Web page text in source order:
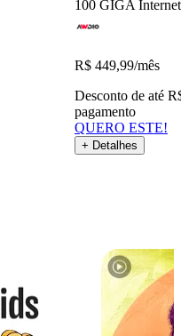
100 GIGA
R$ 449,99/mês
Desconto de até
pagamento
QUERO ESTE!
+ Detalhes